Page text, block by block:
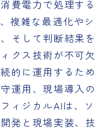
費電力で処理する
複雑な最適化やシ
そして判断結果を
クス技術が不可欠
的に運用するため
運用、現場導入の
ィジカルAIは、ソ
発と現場実装、技